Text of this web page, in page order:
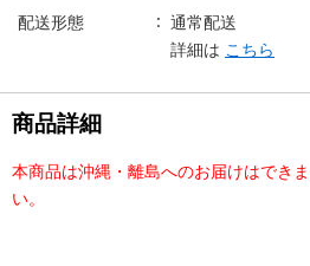
配送形態
通常配送
詳細は こちら
商品詳細
本商品は沖縄・離島へのお届けはでき
い。